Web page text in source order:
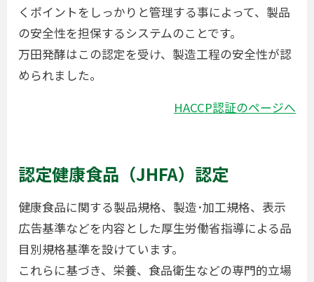
くポイントをしっかりと管理する事によって、製品
の安全性を担保するシステムのことです。
万田発酵はこの認定を受け、製造工程の安全性が認
められました。
HACCP認証のページへ
認定健康食品（JHFA）認定
健康食品に関する製品規格、製造･加工規格、表示
広告基準などを内容とした厚生労働省指導による品
目別規格基準を設けています。
これらに基づき、栄養、食品衛生などの専門的立場